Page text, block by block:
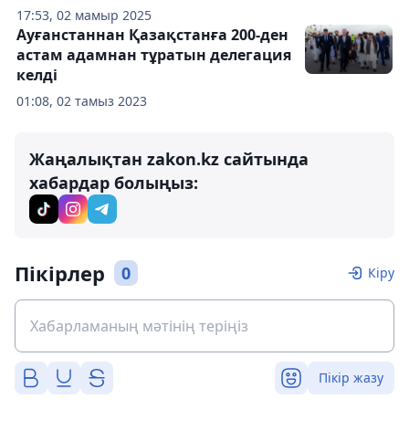
17:53, 02 мамыр 2025
01:08, 02 тамыз 2023
Ауғанстаннан Қазақстанға 200-ден
астам адамнан тұратын делегация
келді
Жаңалықтан zakon.kz сайтында
хабардар болыңыз:
Пікірлер 0 Кіру
Пікір жазу